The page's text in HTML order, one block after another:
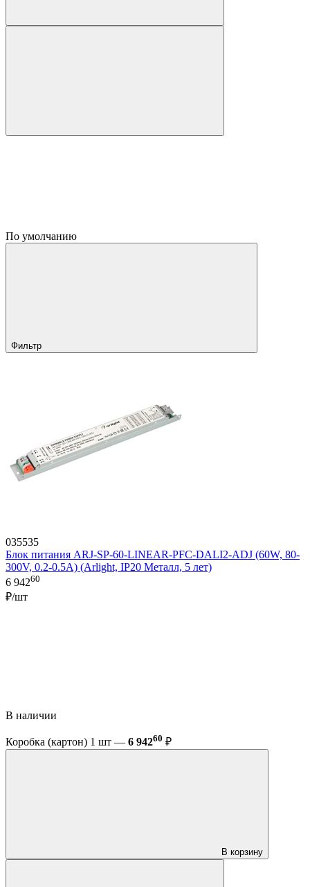
По умолчанию
Фильтр
035535
Блок питания ARJ-SP-60-LINEAR-PFC-DALI2-ADJ (60W, 80-
300V, 0.2-0.5A) (Arlight, IP20 Металл, 5 лет)
6 94260
₽/шт
В наличии
Коробка (картон) 1 шт — 6 94260 ₽
В корзину